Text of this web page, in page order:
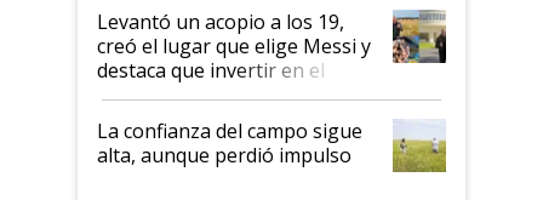
Levantó un acopio a los 19,
creó el lugar que elige Messi y
destaca que invertir en el
kirchnerismo era como "darle
plata a un hijo para droga":
Juan Félix Rossetti, el libertario
que de una dura crisis salió
La confianza del campo sigue
alta, aunque perdió impulso